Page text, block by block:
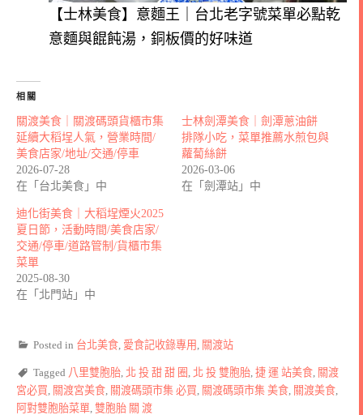
【士林美食】意麵王｜台北老字號菜單必點乾
意麵與餛飩湯，銅板價的好味道
相關
關渡美食｜關渡碼頭貨櫃市集
延續大稻埕人氣，營業時間/
美食店家/地址/交通/停車
2026-07-28
在「台北美食」中
士林劍潭美食｜劍潭蔥油餅
排隊小吃，菜單推薦水煎包與
蘿蔔絲餅
2026-03-06
在「劍潭站」中
迪化街美食｜大稻埕煙火2025
夏日節，活動時間/美食店家/
交通/停車/道路管制/貨櫃市集
菜單
2025-08-30
在「北門站」中
Posted in 台北美食 愛食記收錄專用 關渡站
Tagged 八里雙胞胎 北 投 甜 甜 圈 北 投 雙胞胎 捷 運 站美食 關渡
宮必買 關渡宮美食 關渡碼頭市集 必買 關渡碼頭市集 美食 關渡美食
阿對雙胞胎菜單 雙胞胎 關 渡